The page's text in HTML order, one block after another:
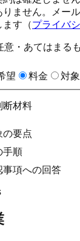
ません。メー
ます（プライバ
意・あてはまる
望
料金 対象
断材料
の要点
手順
事項への回答